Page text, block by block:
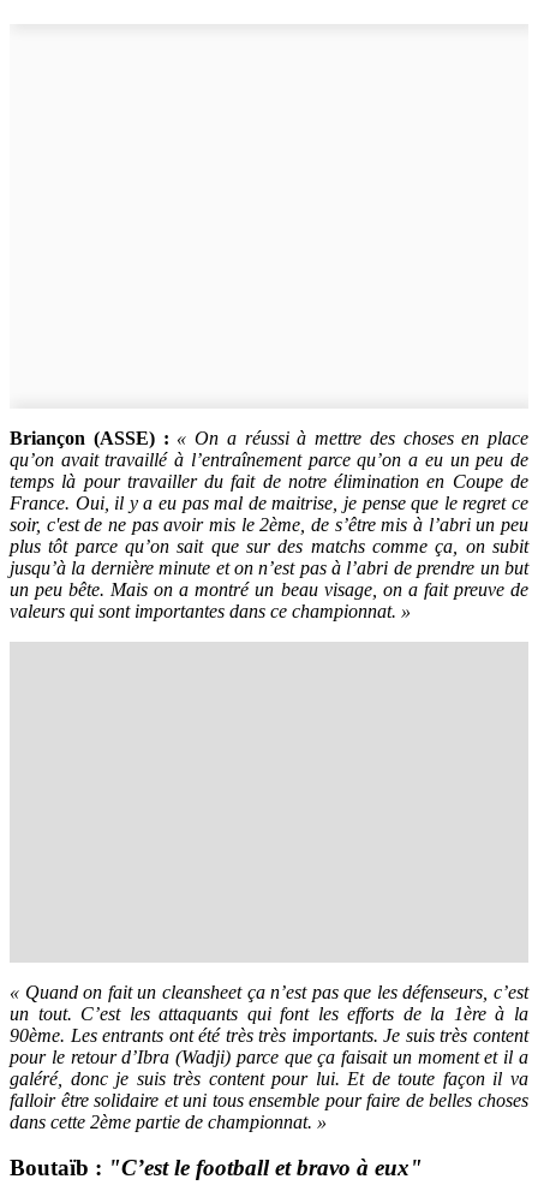
Briançon (ASSE) : « On a réussi à mettre des choses en place
qu’on avait travaillé à l’entraînement parce qu’on a eu un peu de
temps là pour travailler du fait de notre élimination en Coupe de
France. Oui, il y a eu pas mal de maitrise, je pense que le regret ce
soir, c'est de ne pas avoir mis le 2ème, de s’être mis à l’abri un peu
plus tôt parce qu’on sait que sur des matchs comme ça, on subit
jusqu’à la dernière minute et on n’est pas à l’abri de prendre un but
un peu bête. Mais on a montré un beau visage, on a fait preuve de
valeurs qui sont importantes dans ce championnat. »
« Quand on fait un cleansheet ça n’est pas que les défenseurs, c’est
un tout. C’est les attaquants qui font les efforts de la 1ère à la
90ème. Les entrants ont été très très importants. Je suis très content
pour le retour d’Ibra (Wadji) parce que ça faisait un moment et il a
galéré, donc je suis très content pour lui. Et de toute façon il va
falloir être solidaire et uni tous ensemble pour faire de belles choses
dans cette 2ème partie de championnat. »
Boutaïb : "C’est le football et bravo à eux"